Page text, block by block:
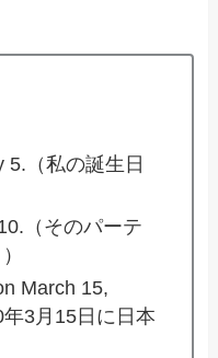
5.（私の誕生日
（そのパーテ
March 15,
3月15日に日本